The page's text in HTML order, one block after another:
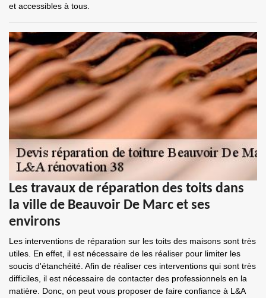
et accessibles à tous.
Les travaux de réparation des toits dans
la ville de Beauvoir De Marc et ses
environs
Les interventions de réparation sur les toits des maisons sont très
utiles. En effet, il est nécessaire de les réaliser pour limiter les
soucis d'étanchéité. Afin de réaliser ces interventions qui sont très
difficiles, il est nécessaire de contacter des professionnels en la
matière. Donc, on peut vous proposer de faire confiance à L&A